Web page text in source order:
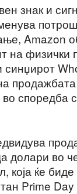
знак и
Amazon
на физички
синџирот
во споредба
долари во
која ќе
Prime Day